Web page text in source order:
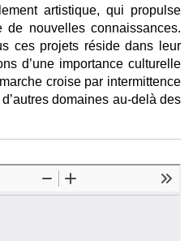
artistique, qui propulse
de nouvelles connaissances.
ces projets réside dans leur
d’une importance culturelle
croise par intermittence
domaines au-delà des